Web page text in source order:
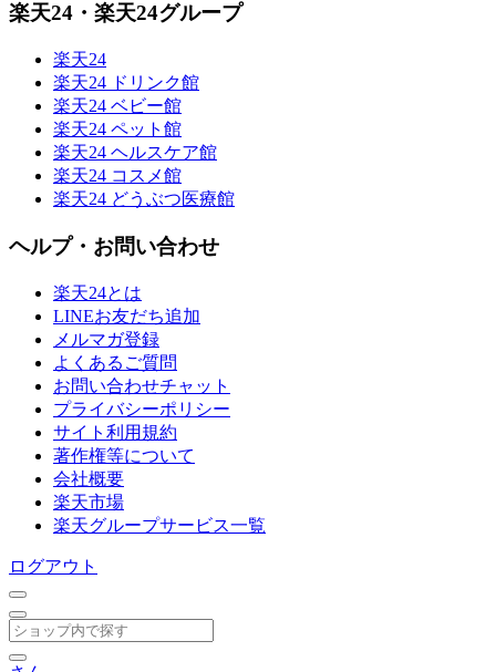
楽天24・楽天24グループ
楽天24
楽天24 ドリンク館
楽天24 ベビー館
楽天24 ペット館
楽天24 ヘルスケア館
楽天24 コスメ館
楽天24 どうぶつ医療館
ヘルプ・お問い合わせ
楽天24とは
LINEお友だち追加
メルマガ登録
よくあるご質問
お問い合わせチャット
プライバシーポリシー
サイト利用規約
著作権等について
会社概要
楽天市場
楽天グループサービス一覧
ログアウト